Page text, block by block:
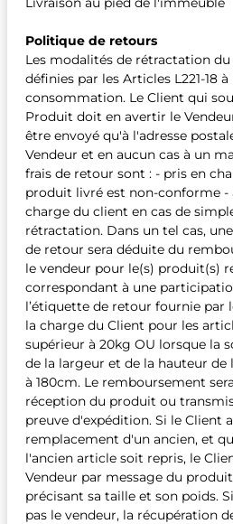
Politique de retours
Les modalités de rétractation
définies par les Articles L221-18
consommation. Le Client qui
Produit doit en avertir le
être envoyé qu'à l'adresse
Vendeur et en aucun cas à un
frais de retour sont : - pris en
produit livré est non-conforme -
charge du client en cas de
rétractation. Dans un tel cas,
de retour sera déduite du
le vendeur pour le(s) produit(s)
correspondant à une
l’étiquette de retour fournie par
la charge du Client pour les
supérieur à 20kg OU lorsque la
de la largeur et de la hauteur
à 180cm. Le remboursement
réception du produit ou
preuve d'expédition. Si le Client
remplacement d'un ancien, et
l'ancien article soit repris, le
Vendeur par message du
précisant sa taille et son poids.
pas le vendeur, la récupération